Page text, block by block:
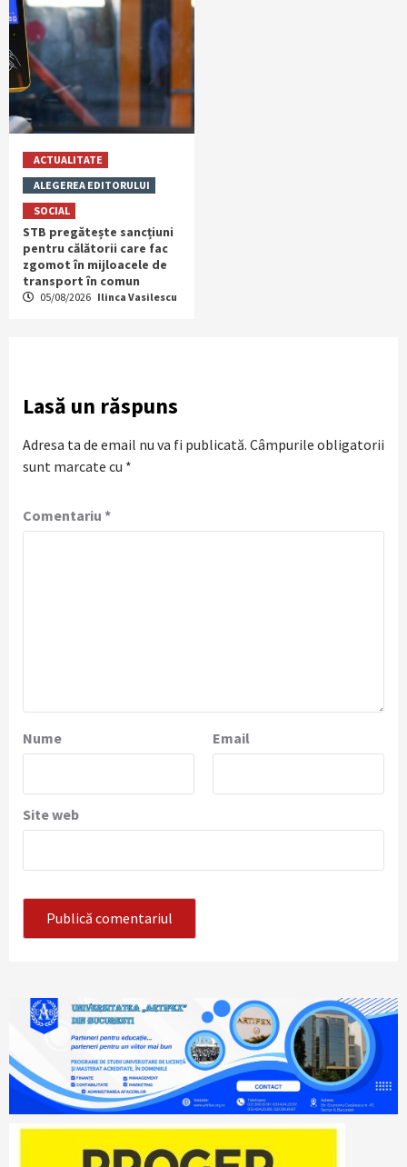
ACTUALITATE
ALEGEREA EDITORULUI
SOCIAL
STB pregătește sancțiuni
pentru călătorii care fac
zgomot în mijloacele de
transport în comun
05/08/2026 Ilinca Vasilescu
Lasă un răspuns
Adresa ta de email nu va fi publicată. Câmpurile obligatorii
sunt marcate cu *
Comentariu *
Nume Email
Site web